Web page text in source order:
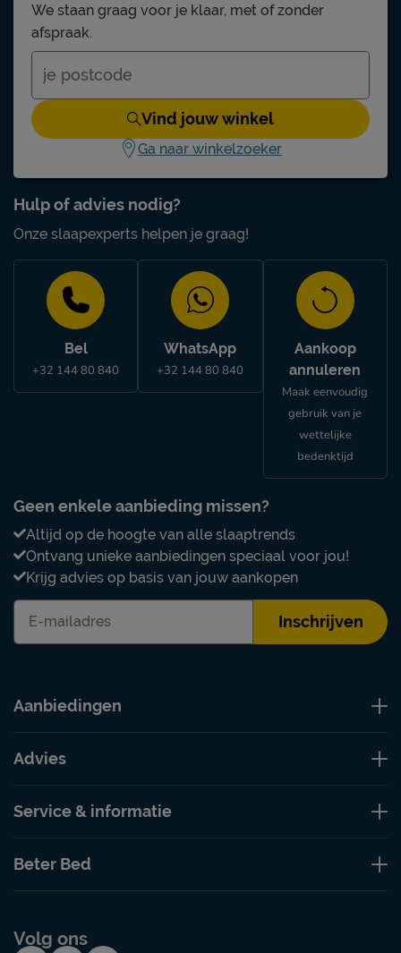
Hulp of advies nodig?
Onze slaapexperts helpen je graag!
Bel
+32 144 80 840
WhatsApp
+32 144 80 840
Aankoop
annuleren
Maak eenvoudig
gebruik van je
wettelijke
bedenktijd
Geen enkele aanbieding missen?
Altijd op de hoogte van alle slaaptrends
Ontvang unieke aanbiedingen speciaal voor jou!
Krijg advies op basis van jouw aankopen
Inschrijven
We staan graag voor je klaar, met of zonder
afspraak.
Vind jouw winkel
Ga naar winkelzoeker
Aanbiedingen
Advies
Service & informatie
Beter Bed
Volg ons